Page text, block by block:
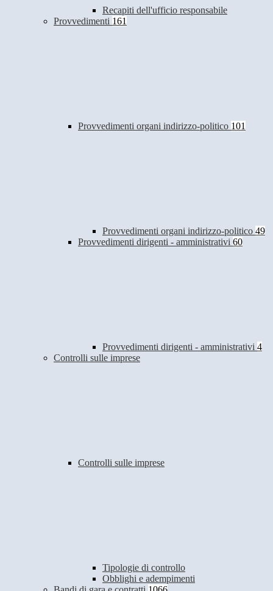
Recapiti dell'ufficio responsabile
Provvedimenti 161
Provvedimenti organi indirizzo-politico 101
Provvedimenti organi indirizzo-politico 49
Provvedimenti dirigenti - amministrativi 60
Provvedimenti dirigenti - amministrativi 4
Controlli sulle imprese
Controlli sulle imprese
Tipologie di controllo
Obblighi e adempimenti